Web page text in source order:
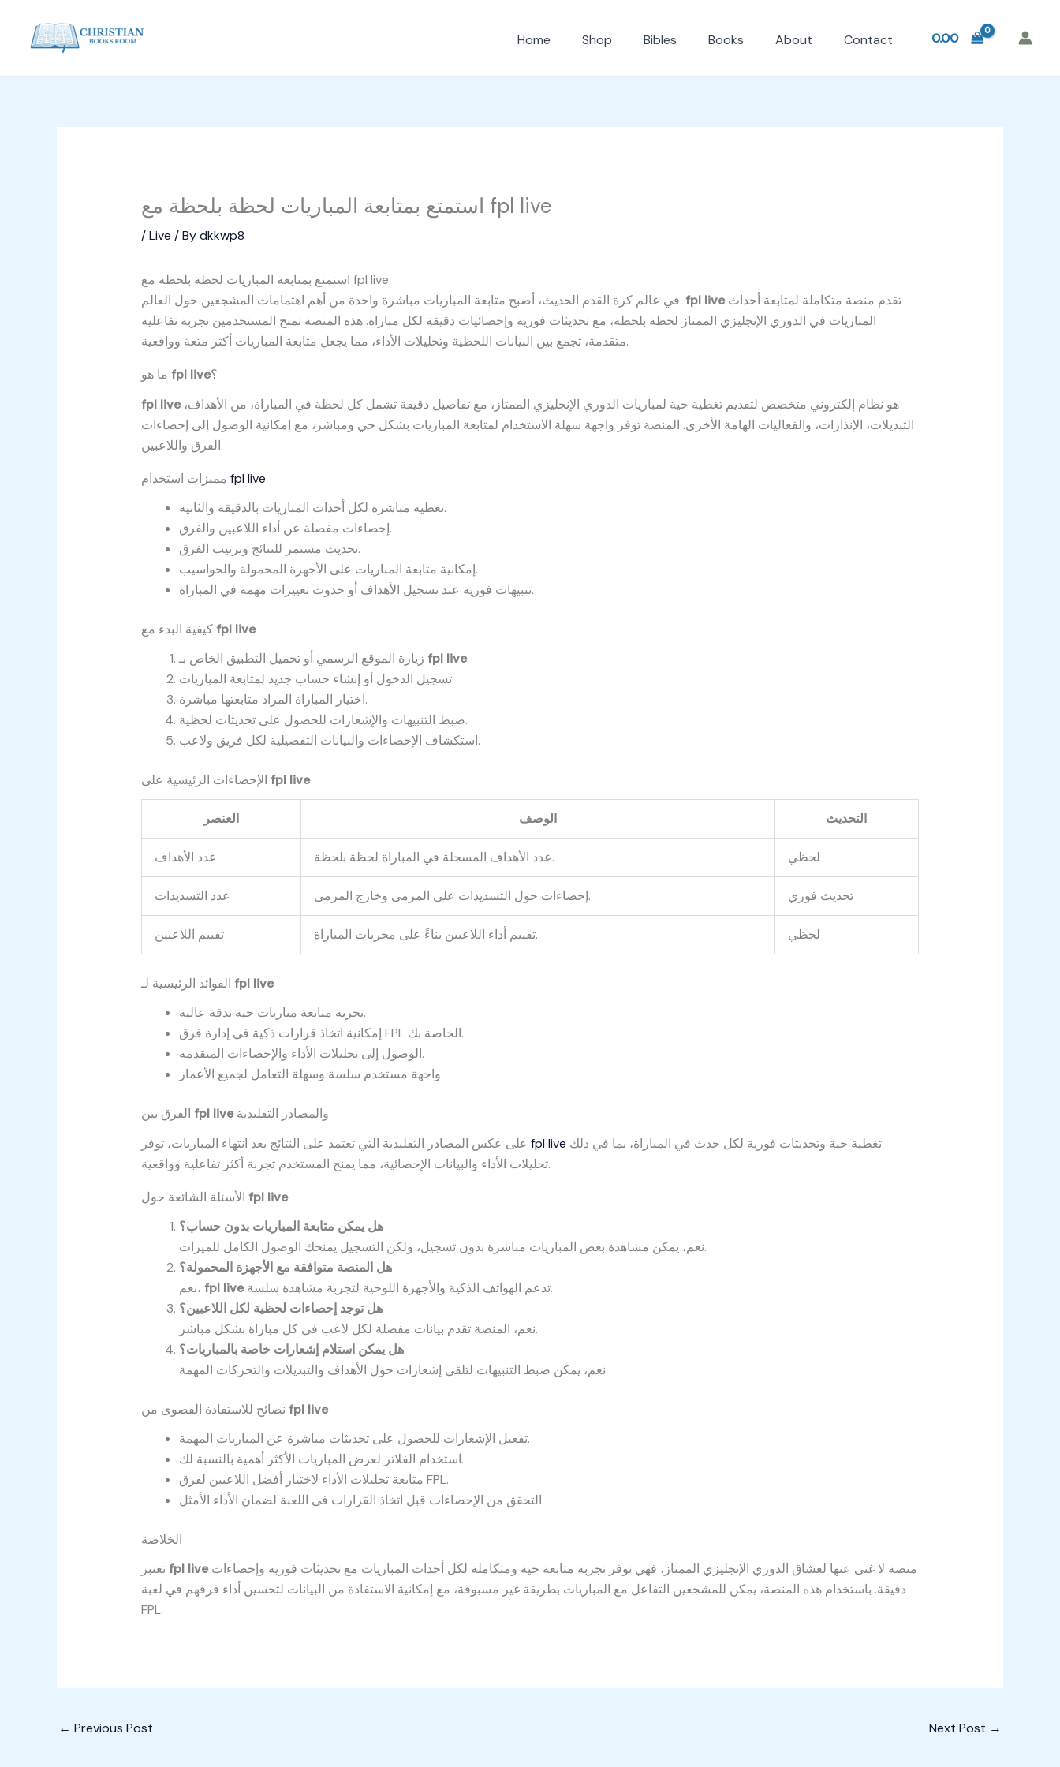
content
Home Shop Bibles Books About Contact 0.00
استمتع بمتابعة المباريات لحظة بلحظة مع fpl live
/Live / Bydkkwp8
استمتع بمتابعة المباريات لحظة بلحظة مع fpl live
في عالم كرة القدم الحديث، أصبح متابعة المباريات مباشرة واحدة من أهم اهتمامات المشجعين حول العالم. fpl liveتقدم منصة متكاملة لمتابعة أحداث
المباريات في الدوري الإنجليزي الممتاز لحظة بلحظة، مع تحديثات فورية وإحصائيات دقيقة لكل مباراة. هذه المنصة تمنح المستخدمين تجربة تفاعلية
متقدمة، تجمع بين البيانات اللحظية وتحليلات الأداء، مما يجعل متابعة المباريات أكثر متعة وواقعية.
fpl live؟
fpl liveهو نظام إلكتروني متخصص لتقديم تغطية حية لمباريات الدوري الإنجليزي الممتاز، مع تفاصيل دقيقة تشمل كل لحظة في المباراة، من الأهداف،
التبديلات، الإنذارات، والفعاليات الهامة الأخرى. المنصة توفر واجهة سهلة الاستخدام لمتابعة المباريات بشكل حي ومباشر، مع إمكانية الوصول إلى إحصاءات
الفرق واللاعبين.
fpl live
تغطية مباشرة لكل أحداث المباريات بالدقيقة والثانية.
إحصاءات مفصلة عن أداء اللاعبين والفرق.
تحديث مستمر للنتائج وترتيب الفرق.
إمكانية متابعة المباريات على الأجهزة المحمولة والحواسيب.
تنبيهات فورية عند تسجيل الأهداف أو حدوث تغييرات مهمة في المباراة.
كيفية البدء مع fpl live
fpl live.
تسجيل الدخول أو إنشاء حساب جديد لمتابعة المباريات.
اختيار المباراة المراد متابعتها مباشرة.
ضبط التنبيهات والإشعارات للحصول على تحديثات لحظية.
استكشاف الإحصاءات والبيانات التفصيلية لكل فريق ولاعب.
fpl live
العنصر الوصف التحديث
عدد الأهداف عدد الأهداف المسجلة في المباراة لحظة بلحظة. لحظي
عدد التسديدات إحصاءات حول التسديدات على المرمى وخارج المرمى. تحديث فوري
تقييم اللاعبين تقييم أداء اللاعبين بناءً على مجريات المباراة. لحظي
fpl live
تجربة متابعة مباريات حية بدقة عالية.
إمكانية اتخاذ قرارات ذكية في إدارة فرق FPL الخاصة بك.
الوصول إلى تحليلات الأداء والإحصاءات المتقدمة.
واجهة مستخدم سلسة وسهلة التعامل لجميع الأعمار.
fpl live والمصادر التقليدية
fpl live
تحليلات الأداء والبيانات الإحصائية، مما يمنح المستخدم تجربة أكثر تفاعلية وواقعية.
fpl live
هل يمكن متابعة المباريات بدون حساب؟
نعم، يمكن مشاهدة بعض المباريات مباشرة بدون تسجيل، ولكن التسجيل يمنحك الوصول الكامل للميزات.
هل المنصة متوافقة مع الأجهزة المحمولة؟
نعم، fpl live
تدعم الهواتف الذكية والأجهزة اللوحية لتجربة مشاهدة سلسة.
هل توجد إحصاءات لحظية لكل اللاعبين؟
نعم، المنصة تقدم بيانات مفصلة لكل لاعب في كل مباراة بشكل مباشر.
هل يمكن استلام إشعارات خاصة بالمباريات؟
نعم، يمكن ضبط التنبيهات لتلقي إشعارات حول الأهداف والتبديلات والتحركات المهمة.
fpl live
تفعيل الإشعارات للحصول على تحديثات مباشرة عن المباريات المهمة.
استخدام الفلاتر لعرض المباريات الأكثر أهمية بالنسبة لك.
متابعة تحليلات الأداء لاختيار أفضل اللاعبين لفرق FPL.
التحقق من الإحصاءات قبل اتخاذ القرارات في اللعبة لضمان الأداء الأمثل.
الخلاصة
تعتبر fpl liveمنصة لا غنى عنها لعشاق الدوري الإنجليزي الممتاز، فهي توفر تجربة متابعة حية ومتكاملة لكل أحداث المباريات مع تحديثات فورية وإحصاءات
دقيقة. باستخدام هذه المنصة، يمكن للمشجعين التفاعل مع المباريات بطريقة غير مسبوقة، مع إمكانية الاستفادة من البيانات لتحسين أداء فرقهم في لعبة
FPL.
← Previous Post Next Post →